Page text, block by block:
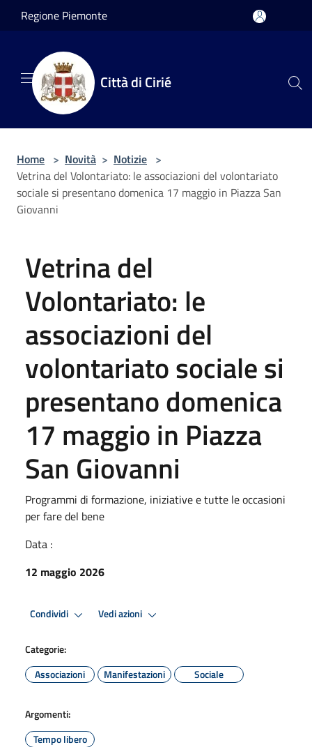
Salta al contenuto principale
Regione Piemonte
Città di Cirié
Home > Novità > Notizie >
Vetrina del Volontariato: le associazioni del volontariato
sociale si presentano domenica 17 maggio in Piazza San
Giovanni
Vetrina del
Volontariato: le
associazioni del
volontariato sociale si
presentano domenica
17 maggio in Piazza
San Giovanni
Programmi di formazione, iniziative e tutte le occasioni
per fare del bene
Data :
12 maggio 2026
Condividi Vedi azioni
Categorie:
Associazioni
Manifestazioni Sociale
Argomenti:
Tempo libero